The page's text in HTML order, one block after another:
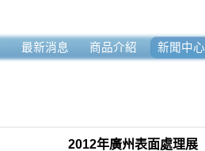
最新消息 商品介紹 新聞中心
2012年廣州表面處理展